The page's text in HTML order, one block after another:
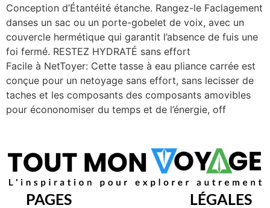
Conception d’Étantéité étanche. Rangez-le Faclagement
danses un sac ou un porte-gobelet de voix, avec un
couvercle hermétique qui garantit l’absence de fuis une
foi fermé. RESTEZ HYDRATÉ sans effort
Facile à NetToyer: Cette tasse à eau pliance carrée est
conçue pour un netoyage sans effort, sans lecisser de
taches et les composants des composants amovibles
pour écononomiser du temps et de l’énergie, off
PAGES LÉGALES